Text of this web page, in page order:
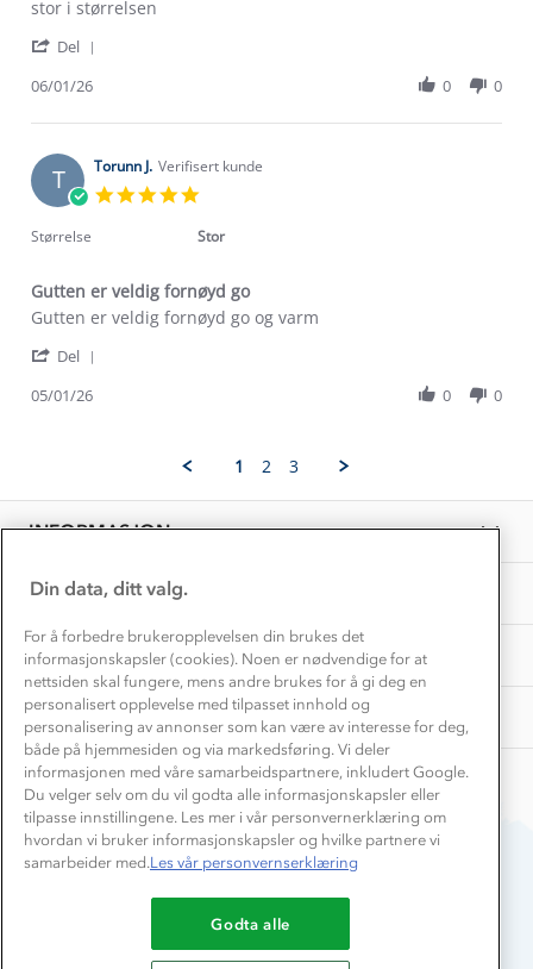
Marlin
on
Jan
God
varm
stor i størrelsen
Del
Marlin
on
6
Jan
06/01/26 0 0
T Torunn J. Verifisert kunde
rating
Størrelse Stor
Gutten er veldig fornøyd go
Review
Torunn
on
review
Gutten
veldig
Gutten er veldig fornøyd go og varm
Del
5
2026
05/01/26 0 0
1 2 3
INFORMASJON
Konkurransevinnere
Kundeklubb
Bedrift, barnehage og SFO
Presse
OM OSS
Om Stormberg
Klima og miljø
Etisk handel
Dyreetikk
1% til samfunnet
Samarbeide med oss?
TIPS OG RÅD
Trelagsprinsippet barn
Dette trenger du til barnehagen
Gravidklær
Hvordan velge riktig turtøy?
Store størrelser
Turmat oppskrifter
Beredskap
AKTIVITETER
Norgesferie 🇳🇴
Få turinspirasjon og tips her⛰
Overnatte utendørs⛺
Leirskole 🥾
Barnehageansatt
Tips til hyttetur
Du betaler enkelt med
Din data, ditt valg.
For å forbedre brukeropplevelsen din brukes det
informasjonskapsler (cookies). Noen er nødvendige for at
nettsiden skal fungere, mens andre brukes for å gi deg en
personalisert opplevelse med tilpasset innhold og
personalisering av annonser som kan være av interesse for deg,
både på hjemmesiden og via markedsføring. Vi deler
informasjonen med våre samarbeidspartnere, inkludert Google.
Du velger selv om du vil godta alle informasjonskapsler eller
tilpasse innstillingene. Les mer i vår personvernerklæring om
hvordan vi bruker informasjonskapsler og hvilke partnere vi
samarbeider med.Les vår personvernserklæring
Godta alle